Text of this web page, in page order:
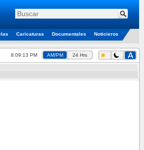
Caricaturas Documentales Noticieros
8:09:13 PM AM/PM 24 Hrs